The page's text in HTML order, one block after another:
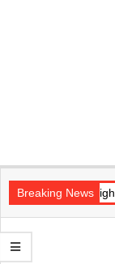
Navigation
Menu
Breaking News
«Ray of Light»